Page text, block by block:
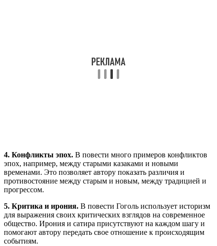
4. Конфликты эпох. В повести много примеров конфликтов
эпох, например, между старыми казаками и новыми
временами. Это позволяет автору показать различия и
противостояние между старым и новым, между традицией и
прогрессом.
5. Критика и ирония. В повести Гоголь использует историзм
для выражения своих критических взглядов на современное
общество. Ирония и сатира присутствуют на каждом шагу и
помогают автору передать свое отношение к происходящим
событиям.